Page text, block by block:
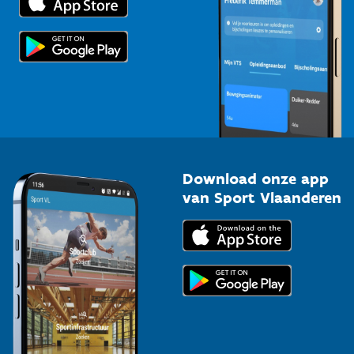
Topsporters
Voor de pers
Download onze app
van Sport Vlaanderen